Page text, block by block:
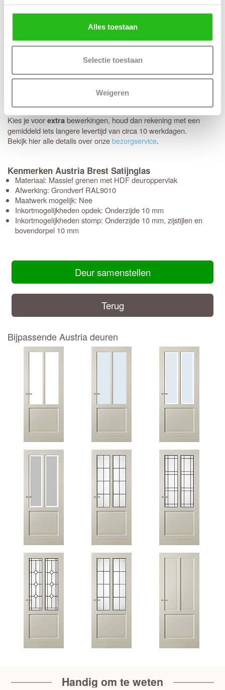
Alles toestaan
Selectie toestaan
Weigeren
Thuisbezorgd in 5 werkdagen
Je nieuwe deuren worden met de grootste zorg bij je thuis
afgeleverd. Wij maken gebruik van het gespecialiseerde transport
van Voordeeldeuren, zodat je bestelling in topconditie aankomt.
een later bezorgmoment inplannen dat jou beter uitkomt.
bewerkingen? Dan kunnen we
deze al binnen 5 werkdagen bij jethuisbezorgen.
Kies je voorextrabewerkingen, houd dan rekening met een
gemiddeld iets langere levertijd van circa 10 werkdagen.
Bekijk hier alle details over onzebezorgservice.
Kenmerken Austria Brest Satijnglas
Materiaal: Massief grenen met HDF deuroppervlak
Afwerking: Grondverf RAL9010
Maatwerk mogelijk: Nee
Inkortmogelijkheden opdek: Onderzijde 10 mm
Inkortmogelijkheden stomp: Onderzijde 10 mm, zijstijlen en
bovendorpel 10 mm
Deur samenstellen
Terug
Bijpassende Austria deuren
Handig om te weten